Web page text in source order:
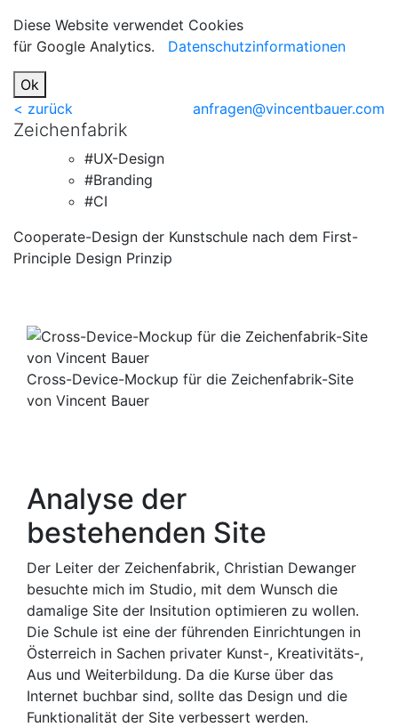
Diese Website verwendet Cookies
für Google Analytics. Datenschutzinformationen
Ok
< zurück
anfragen@vincentbauer.com
Zeichenfabrik
#UX-Design
#Branding
#CI
Cooperate-Design der Kunstschule nach dem First-
Principle Design Prinzip
Cross-Device-Mockup für die Zeichenfabrik-Site
von Vincent Bauer
Analyse der
bestehenden Site
Der Leiter der Zeichenfabrik, Christian Dewanger
besuchte mich im Studio, mit dem Wunsch die
damalige Site der Insitution optimieren zu wollen.
Die Schule ist eine der führenden Einrichtungen in
Österreich in Sachen privater Kunst-, Kreativitäts-,
Aus und Weiterbildung. Da die Kurse über das
Internet buchbar sind, sollte das Design und die
Funktionalität der Site verbessert werden.